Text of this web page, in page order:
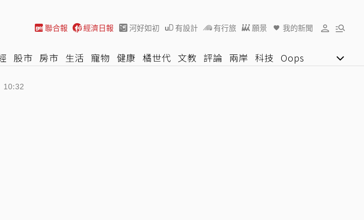
聯合報 經濟日報 河好如初 有設計 有行旅 願景 我的新聞
股市 房市 生活 寵物 健康 橘世代 文教 評論 兩岸 科技 Oops
火秀接力登場